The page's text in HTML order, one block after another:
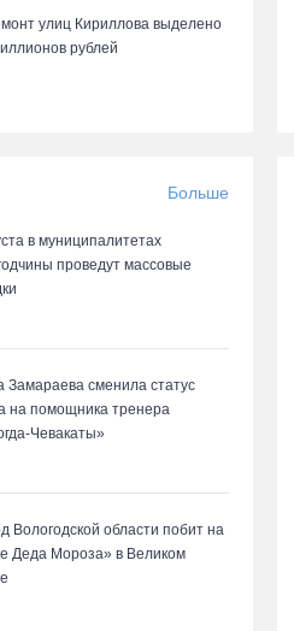
улиц Кириллова выделено
рублей
Больше
в муниципалитетах
проведут массовые
Замараева сменила статус
на помощника тренера
Чевакаты»
Вологодской области побит на
Деда Мороза» в Великом